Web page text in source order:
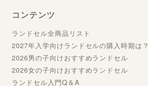
コンテンツ
ランドセル全商品リスト
2027年入学向けランドセルの購入時期は？
2026男の子向けおすすめランドセル
2026女の子向けおすすめランドセル
ランドセル入門Q＆A